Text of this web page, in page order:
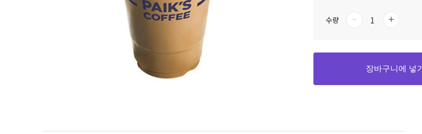
수량
장바구니에 넣기